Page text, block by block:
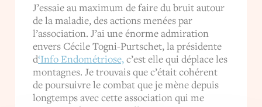
J’essaie au maximum de faire du bruit autour
de la maladie, des actions menées par
l’association. J’ai une énorme admiration
envers Cécile Togni-Purtschet, la présidente
d‘Info Endométriose,c’est elle qui déplace les
montagnes. Je trouvais que c’était cohérent
de poursuivre le combat que je mène depuis
longtemps avec cette association qui me